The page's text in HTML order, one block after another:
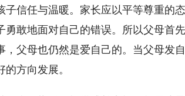
信任与温暖。家长应以平等尊重的
敢地面对自己的错误。所以父母首
父母也仍然是爱自己的。当父母发
方向发展。